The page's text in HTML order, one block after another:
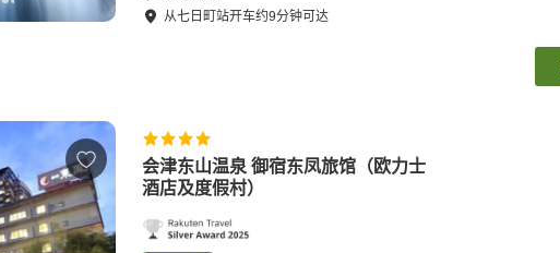
从七日町站开车约9分钟可达
会津东山温泉 御宿东凤旅馆（欧力士
酒店及度假村）